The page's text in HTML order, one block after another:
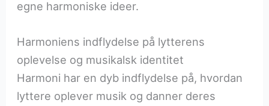
egne harmoniske ideer.
Harmoniens indflydelse på lytterens
oplevelse og musikalsk identitet
Harmoni har en dyb indflydelse på, hvordan
lyttere oplever musik og danner deres